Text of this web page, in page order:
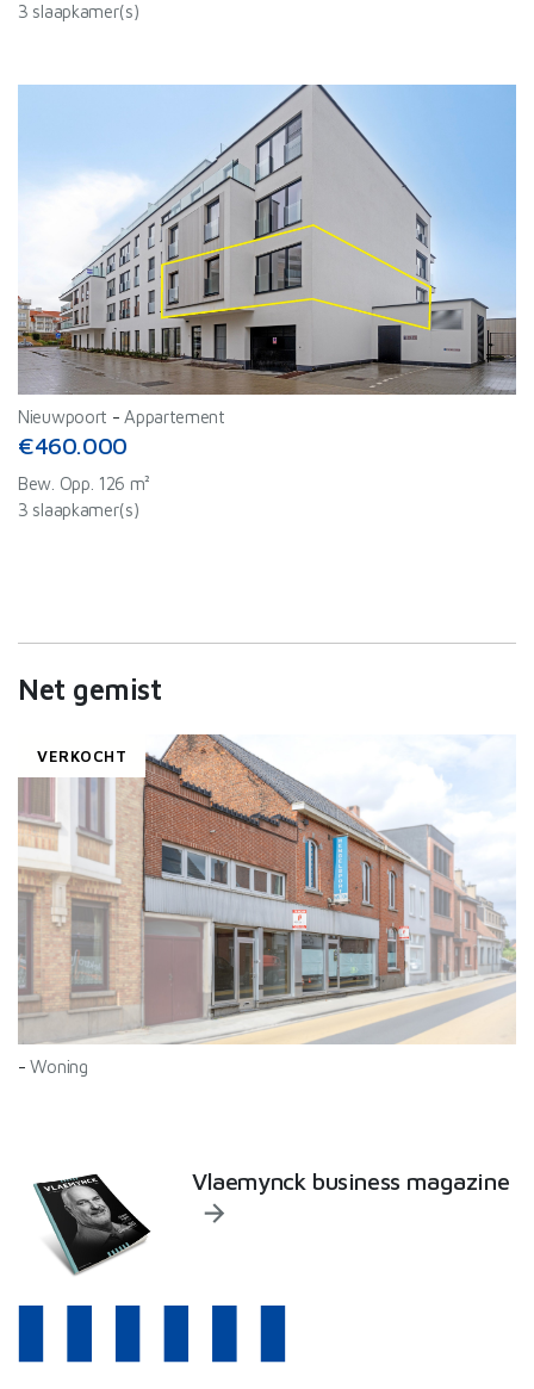
3 slaapkamer(s)
Nieuwpoort -Appartement
€460.000
Bew. Opp. 126 m²
3 slaapkamer(s)
Net gemist
VERKOCHT
-Woning
Vlaemynck business magazine